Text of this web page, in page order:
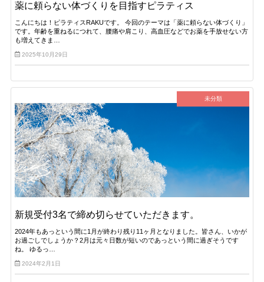
薬に頼らない体づくりを目指すピラティス
こんにちは！ピラティスRAKUです。 今回のテーマは「薬に頼らない体づくり」
です。年齢を重ねるにつれて、腰痛や肩こり、高血圧などでお薬を手放せない方
も増えてきま…
2025年10月29日
未分類
新規受付3名で締め切らせていただきます。
2024年もあっという間に1月が終わり残り11ヶ月となりました。皆さん、いかが
お過ごしでしょうか？2月は元々日数が短いのであっという間に過ぎそうです
ね。 ゆるっ…
2024年2月1日